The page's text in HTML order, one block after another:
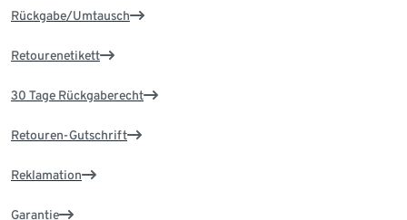
Rückgabe/Umtausch
Retourenetikett
30 Tage Rückgaberecht
Retouren-Gutschrift
Reklamation
Garantie